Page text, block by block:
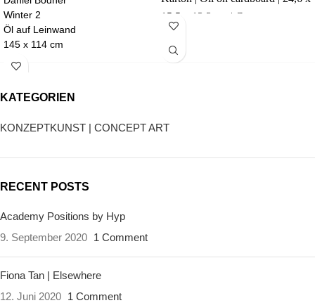
Winter 2
Öl auf Leinwand
145 x 114 cm
2018
15,5 x 13,2 cm | Courtesy
Photo: Marcus Schneider
KATEGORIEN
KONZEPTKUNST | CONCEPT ART
RECENT POSTS
Academy Positions by Hyp
9. September 2020 1 Comment
Fiona Tan | Elsewhere
12. Juni 2020 1 Comment